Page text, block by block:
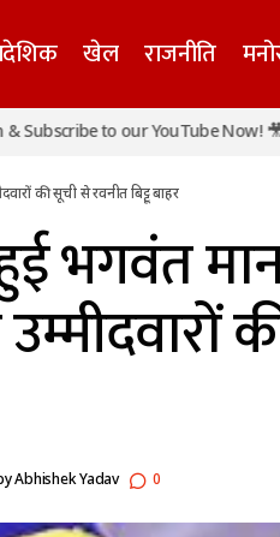
खेल राजनीति
पंजाब
क्या सच हुई भगवंत
to our YouTube Now! 🎥 🚀
की सूची से रवनीत बिट्टू बाहर
भगवंत
Abhishek Yadav 0